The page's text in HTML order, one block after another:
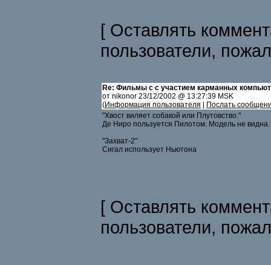
[ Оставлять
пользователи,
Re: Фильмы с с участием карманных
от nikonor 23/12/2002 @ 13:27:39 MSK
(Информация пользователя
Послать
"Хвост виляет собакой или Плутовство."
Де Ниро пользуется Пилотом. Модель не видна.
"Захват-2"
Сигал использует Ньютона
[ Оставлять
пользователи,